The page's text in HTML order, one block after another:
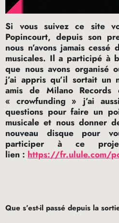
Si vous suivez ce site
Popincourt, depuis son
nous n’avons jamais
musicales. Il a participé à
que nous avons organisé
j’ai appris qu’il sortait un
amis de Milano Records
« crowfunding » j’ai
questions pour faire un
musicale et nous donner
nouveau disque pour
participer à ce
lien :https://fr.ulule.com/
Que s’est-il passé depuis la